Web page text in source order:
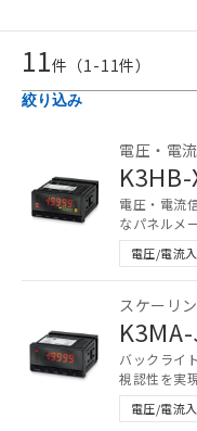
11件（1 -11件）
絞り込み
電圧・電
K3HB-
電圧・電流
なパネルメ
電圧/電流
スケーリ
バックライ
視認性を実
電圧/電流